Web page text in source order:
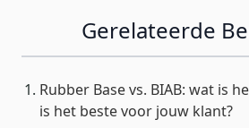
Gerelateerde
Rubber Base vs. BIAB: wat is
is het beste voor jouw klant?